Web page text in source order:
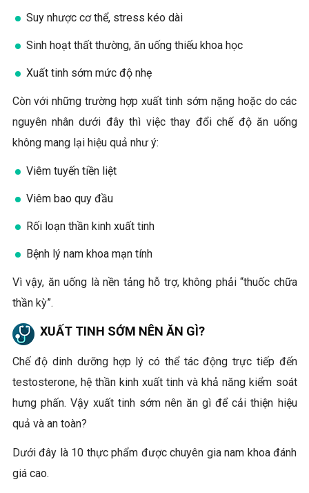
Suy nhược cơ thể, stress kéo dài
Sinh hoạt thất thường, ăn uống thiếu khoa học
Xuất tinh sớm mức độ nhẹ
Còn với những trường hợp xuất tinh sớm nặng hoặc do các
nguyên nhân dưới đây thì việc thay đổi chế độ ăn uống
không mang lại hiệu quả như ý:
Viêm tuyến tiền liệt
Viêm bao quy đầu
Rối loạn thần kinh xuất tinh
Bệnh lý nam khoa mạn tính
Vì vậy, ăn uống là nền tảng hỗ trợ, không phải “thuốc chữa
thần kỳ”.
XUẤT TINH SỚM NÊN ĂN GÌ?
Chế độ dinh dưỡng hợp lý có thể tác động trực tiếp đến
testosterone, hệ thần kinh xuất tinh và khả năng kiểm soát
hưng phấn. Vậy xuất tinh sớm nên ăn gì để cải thiện hiệu
quả và an toàn?
Dưới đây là 10 thực phẩm được chuyên gia nam khoa đánh
giá cao.